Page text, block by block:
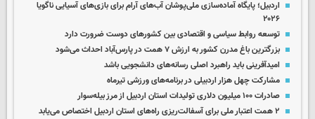
اردبیل؛ پایگاه آماده‌سازی ملی‌پوشان آب‌های آرام برای بازی‌های آسیایی ناگویا
۲۰۲۶
توسعه روابط سیاسی و اقتصادی بین کشورهای دوست ضرورت دارد
بزرگترین باغ مدرن کشور به ارزش ۷ همت در پارس‌آباد احداث می‌شود
امیدآفرینی باید راهبرد اصلی رسانه‌های دانشجویی باشد
مشارکت چهل‌ هزار اردبیلی در برنامه‌های ورزشی تیرماه
صادرات ۱۰۰ میلیون دلاری تولیدات استان اردبیل از مرز بیله‌سوار
۲ همت اعتبار ملی برای آسفالت‌ریزی راه‌های استان اردبیل اختصاص می‌یابد